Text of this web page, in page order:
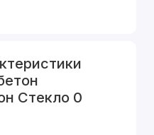
Стекло 0